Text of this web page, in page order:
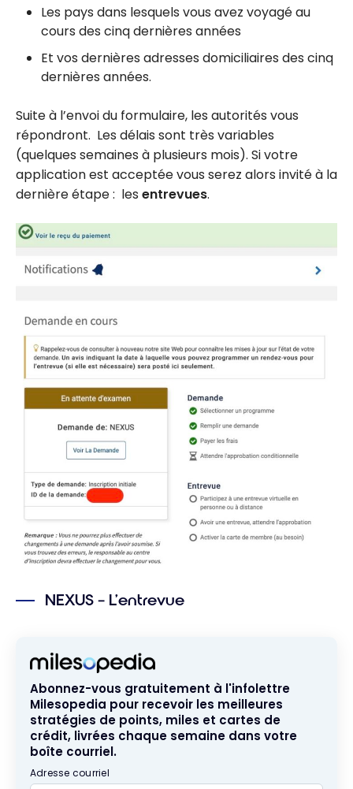
Les pays dans lesquels vous avez voyagé au
cours des cinq dernières années
Et vos dernières adresses domiciliaires des cinq
dernières années.
Suite à l’envoi du formulaire, les autorités vous
répondront. Les délais sont très variables
(quelques semaines à plusieurs mois). Si votre
application est acceptée vous serez alors invité à la
dernière étape : les entrevues.
NEXUS – L’entrevue
Abonnez-vous gratuitement à l'infolettre
Milesopedia pour recevoir les meilleures
stratégies de points, miles et cartes de
crédit, livrées chaque semaine dans votre
boîte courriel.
Adresse courriel